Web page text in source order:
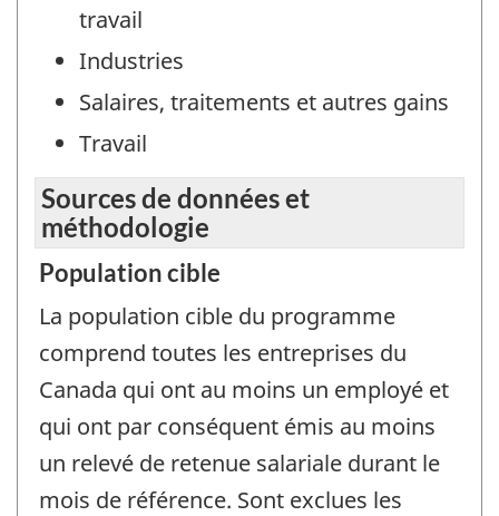
travail
Industries
Salaires, traitements et autres gains
Travail
Sources de données et
méthodologie
Population cible
La population cible du programme
comprend toutes les entreprises du
Canada qui ont au moins un employé et
qui ont par conséquent émis au moins
un relevé de retenue salariale durant le
mois de référence. Sont exclues les